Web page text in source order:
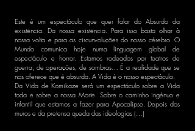
Este é um espectáculo que quer falar do Absurdo da
existência. Da nossa existência. Para isso basta olhar à
nossa volta e para as circunvoluções do nosso cérebro. O
Mundo comunica hoje numa linguagem global de
espectáculo e horror. Estamos rodeados por teatros de
guerra, de operações, de sombras… É a realidade que se
nos oferece que é absurda. A Vida é o nosso espectáculo.
Da Vida de Komikaze será um espectáculo sobre a Vida
toda e sobre a nossa Morte. Sobre o caminho ingénuo e
infantil que estamos a fazer para Apocalipse. Depois dos
muros e da pretensa queda das ideologias (…)